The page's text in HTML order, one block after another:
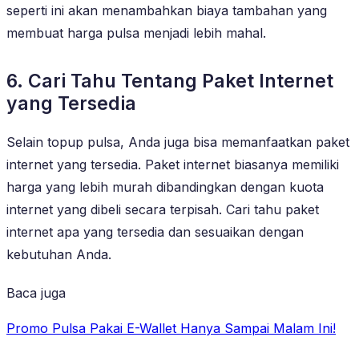
seperti ini akan menambahkan biaya tambahan yang
membuat harga pulsa menjadi lebih mahal.
6. Cari Tahu Tentang Paket Internet
yang Tersedia
Selain topup pulsa, Anda juga bisa memanfaatkan paket
internet yang tersedia. Paket internet biasanya memiliki
harga yang lebih murah dibandingkan dengan kuota
internet yang dibeli secara terpisah. Cari tahu paket
internet apa yang tersedia dan sesuaikan dengan
kebutuhan Anda.
Baca juga
Promo Pulsa Pakai E-Wallet Hanya Sampai Malam Ini!